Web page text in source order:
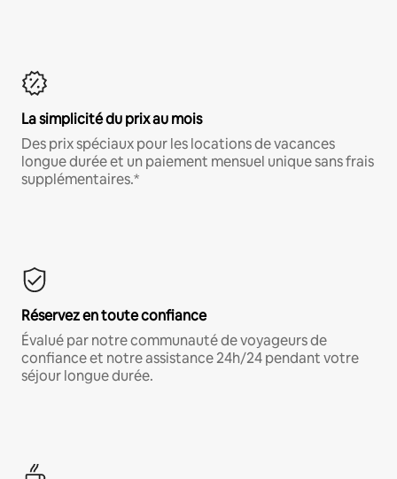
La simplicité du prix au mois
Des prix spéciaux pour les locations de vacances
longue durée et un paiement mensuel unique sans frais
supplémentaires.*
Réservez en toute confiance
Évalué par notre communauté de voyageurs de
confiance et notre assistance 24h/24 pendant votre
séjour longue durée.